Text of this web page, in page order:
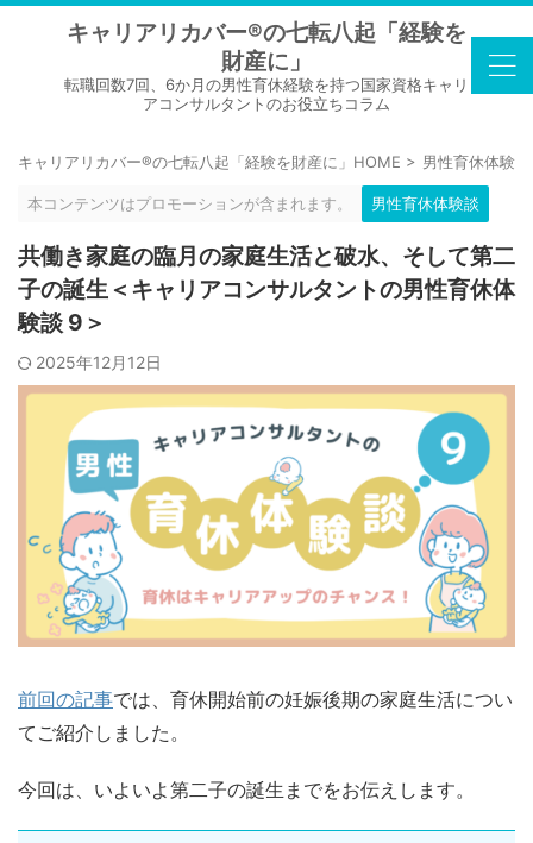
キャリアリカバー®の七転八起「経験を
財産に」
転職回数7回、6か月の男性育休経験を持つ国家資格キャリ
アコンサルタントのお役立ちコラム
キャリアリカバー®の七転八起「経験を財産に」HOME > 男性育休体験談
本コンテンツはプロモーションが含まれます。 男性育休体験談
共働き家庭の臨月の家庭生活と破水、そして第二
子の誕生＜キャリアコンサルタントの男性育休体
験談 9＞
2025年12月12日
前回の記事では、育休開始前の妊娠後期の家庭生活につい
てご紹介しました。
今回は、いよいよ第二子の誕生までをお伝えします。